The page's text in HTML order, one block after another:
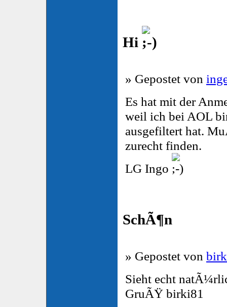
Hi
» Gepostet von
Es hat mit der
weil ich bei AOL
ausgefiltert hat.
zurecht finden.
LG Ingo
SchÃ¶n
» Gepostet von
Sieht echt
GruÃŸ birki81